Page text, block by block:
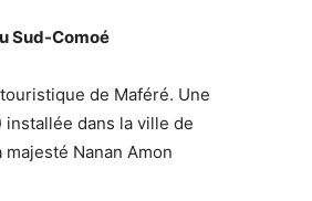
Sud-Comoé
de Maféré. Une
installée dans la ville de
Nanan Amon